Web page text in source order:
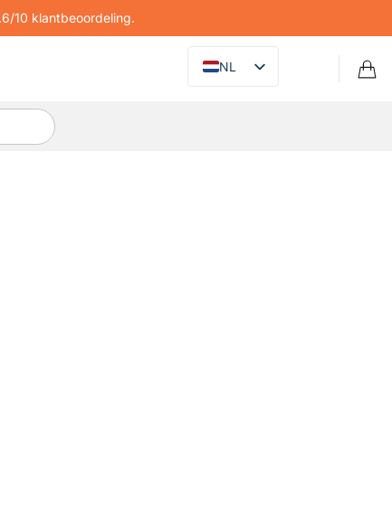
10 klantbeoordeling.
NL